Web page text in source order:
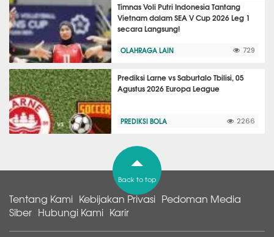
Timnas Voli Putri Indonesia Tantang
Vietnam dalam SEA V Cup 2026 Leg 1
secara Langsung!
OLAHRAGA LAIN 729
Prediksi Larne vs Saburtalo Tbilisi, 05
Agustus 2026 Europa League
PREDIKSI BOLA 2266
Back to top
Tentang Kami Kebijakan Privasi Pedoman Media
Siber Hubungi Kami Karir